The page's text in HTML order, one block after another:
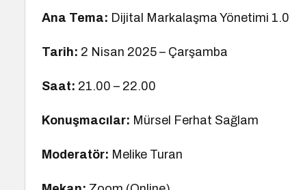
Ana Tema: Dijital Markalaşma Yönetimi 1.0
Tarih: 2 Nisan 2025 – Çarşamba
Saat: 21.00 – 22.00
Konuşmacılar: Mürsel Ferhat Sağlam
Moderatör: Melike Turan